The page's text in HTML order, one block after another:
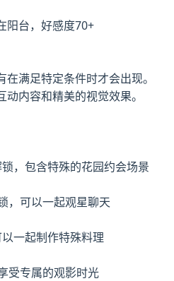
阳台，好感度70+
满足特定条件时才会出现。
内容和精美的视觉效果。
，包含特殊的花园约会场景
，可以一起观星聊天
一起制作特殊料理
受专属的观影时光